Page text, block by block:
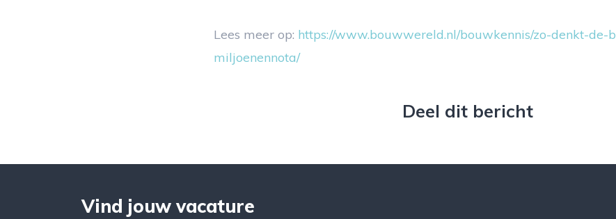
Lees meer op: https://www.bouwwereld.nl/bouwkennis/zo-denkt-de-
miljoenennota/
Deel dit bericht
Vind jouw vacature